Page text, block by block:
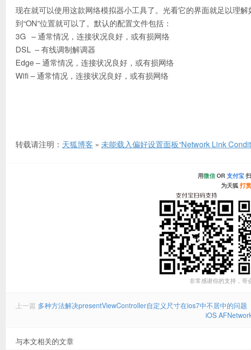
现在就可以使用这款网络模拟器小工具了。光看它的界面就足以理
到“ON”位置就可以了。默认的配置文件包括：
3G – 通常情况，连接状况良好，或有损网络
DSL – 有线调制解调器
Edge – 通常情况，连接状况良好，或有损网络
Wifi – 通常情况，连接状况良好，或有损网络
转载请注明： 天狐博客 » 未能载入偏好设置面板“Network Link
用微信OR 支付宝
为天狐打赏
非常感谢你的支持，哥
上一篇 多种方法解决presentViewController自定义尺寸在ios7中不居中的问题
iOS
与本文相关的文章